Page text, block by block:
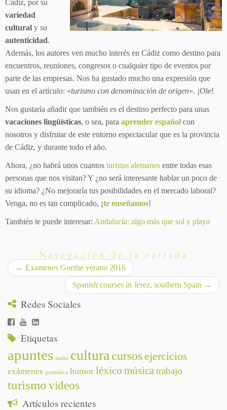
Cádiz, por su
variedad
cultural y su
autenticidad.
Además, los autores ven mucho interés en Cádiz como destino para
encuentros, reuniones, congresos o cualquier tipo de eventos por
parte de las empresas. Nos ha gustado mucho una expresión que
usan en el artículo: «turismo con denominación de origen«. ¡Ole!
Nos gustaría añadir que también es el destino perfecto para unas
vacaciones lingüísticas, o sea, para aprender español con
nosotros y disfrutar de este entorno espectacular que es la provincia
de Cádiz, y durante todo el año.
Ahora, ¿no habrá unos cuantos turistas alemanes entre todas esas
personas que nos visitan? Y ¿no será interesante hablar un poco de
su idioma? ¿No mejoraría tus posibilidades en el mercado laboral?
Venga, no es tan complicado, ¡te enseñamos!
También te puede interesar: Andalucía: algo más que sol y playa
Navegación de la entrada
← Examenes Goethe verano 2016
Spanish courses in Jerez, southern Spain →
Redes Sociales
Etiquetas
apuntes audio cultura cursos ejercicios
exámenes gramática humor léxico músicatrabajo
turismo videos
Artículos recientes